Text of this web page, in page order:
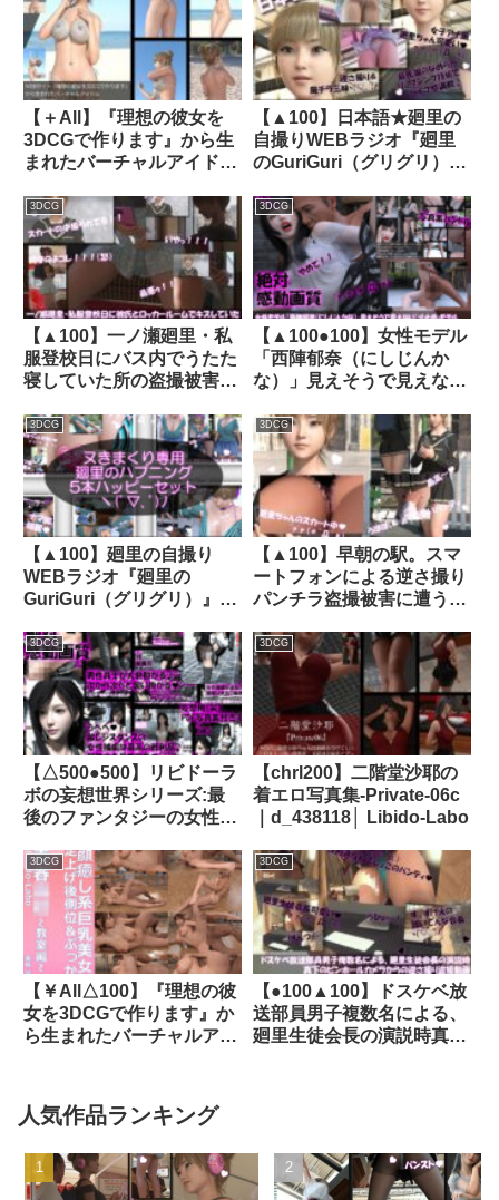
集:MeguCos_002｜
d_235400│ Libido-Labo
に怒りの演説！』PV10:情
熱レッド編）｜d_470523│
Libido-Labo
【＋All】『理想の彼女を
3DCGで作ります』から生
まれたバーチャルアイドル
ぐり）」のグラドル撮影風
写真集:Gradol_62｜
d_313864│ Libido-Labo
【▲100】日本語★廻里の
自撮りWEBラジオ『廻里
のGuriGuri（グリグリ）
の間でインナーパンツ付き
スカートが大流行している
件について_02_スゴい風
チラ［日本語バージョン］
｜d_722890
3DCG
【▲100】一ノ瀬廻里・私
服登校日にバス内でうたた
寝していた所の盗撮被害動
テン地緑色の柄パンティ）
｜d_769154
3DCG
【▲100●100】女性モデル
「西陣郁奈（にしじんか
な）」見えそうで見えない
ズり出していた彼女だった
が、御手洗保守の悪徳事務
所の毒牙に掛かり、撮影後
にレ○プされてしまう。
（シリーズ08:モデル衣装
のまま横バック）｜
d_288397│ Libido-Labo
3DCG
【▲100】廻里の自撮り
WEBラジオ『廻里の
GuriGuri（グリグリ）』番
ダンス胸元ガバガバの上着
とおっぱいの谷間とかポロ
リとか＆パンチラ♪｜
d_398098│ Libido-Labo
3DCG
【▲100】早朝の駅。スマ
ートフォンによる逆さ撮り
パンチラ盗撮被害に遭う廻
サテン地パンティ編）｜
d_359795│ Libido-Labo
3DCG
【△500●500】リビドーラ
ボの妄想世界シリーズ:最
後のファンタジーの女性格
り総集編！）｜品番
d_231631│ Libido-Labo
3DCG
【chrl200】二階堂沙耶の
着エロ写真集-Private-06c
｜d_438118│ Libido-Labo
3DCG
【￥All△100】『理想の彼
女を3DCGで作ります』か
ら生まれたバーチャルアイ
画｜d_234363│ Libido-
Labo
3DCG
【●100▲100】ドスケベ放
送部員男子複数名による、
廻里生徒会長の演説時真下
人気作品ランキング